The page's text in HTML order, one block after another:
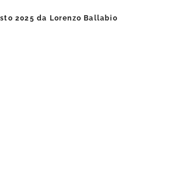
2025 da Lorenzo Ballabio